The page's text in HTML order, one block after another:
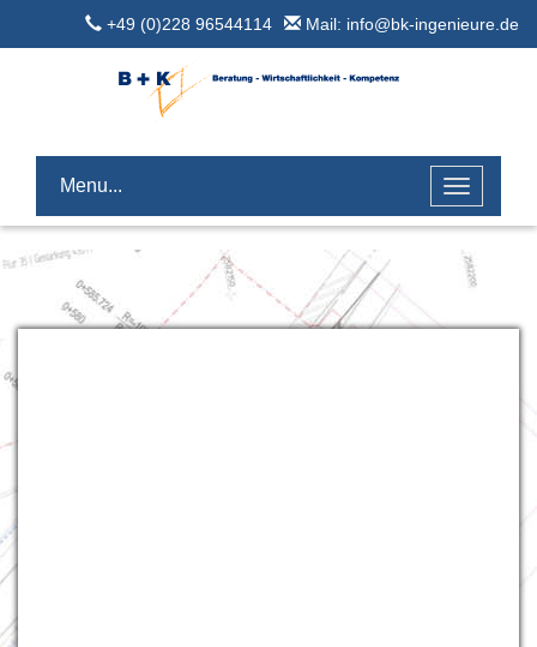
Mail: info@bk-ingenieure.de
+49 (0)228 96544114
Menu...
Toggle